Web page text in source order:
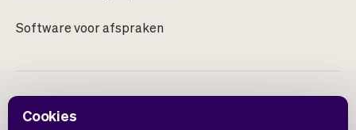
Software voor afspraken
Cookies